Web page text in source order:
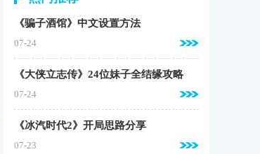
《骗子酒馆》中文设置方法
07-24
《大侠立志传》24位妹子全结缘攻略
07-24
《冰汽时代2》开局思路分享
07-23